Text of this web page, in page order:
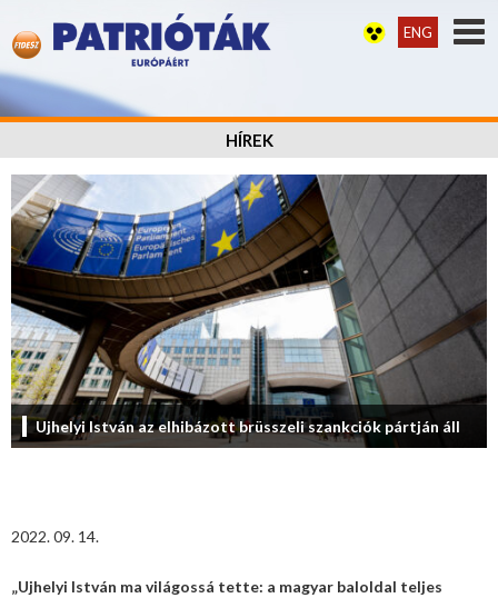
ENG
HÍREK
Ujhelyi István az elhibázott brüsszeli szankciók pártján áll
2022. 09. 14.
„Ujhelyi István ma világossá tette: a magyar baloldal teljes